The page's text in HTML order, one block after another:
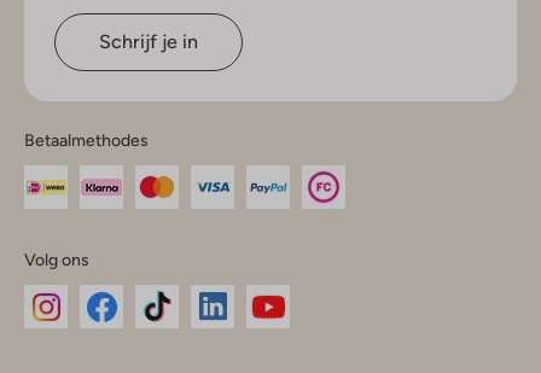
Schrijf je in
Betaalmethodes
Volg ons